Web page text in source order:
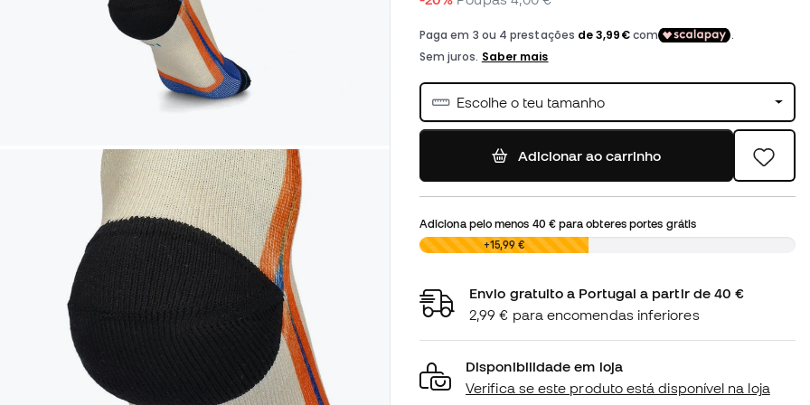
Escolhe o teu tamanho
Adicionar ao carrinho
Adiciona pelo menos 40 €para obteres portes grátis
0,00 € +15,99 €
Envio gratuito a Portugal a partir de 40 €
2,99 € para encomendas inferiores
Disponibilidade em loja
Verifica se este produto está disponível na loja